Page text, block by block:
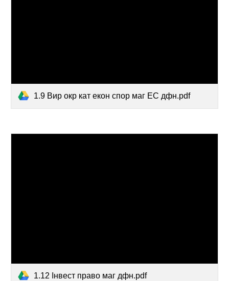
1.9 Вир окр кат екон спор маг ЕС дфн.pdf
1.12 Інвест право маг дфн.pdf